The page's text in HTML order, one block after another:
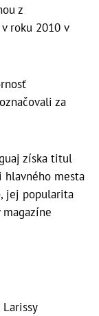
z
roku 2010 v
za
získa titul
hlavného mesta
jej popularita